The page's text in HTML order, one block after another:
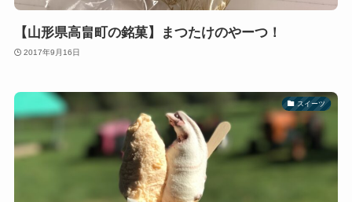
【山形県高畠町の銘菓】まつたけのやーつ！
2017年9月16日
スイーツ